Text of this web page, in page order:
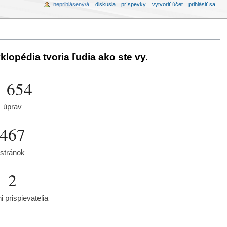
tvoria ľudia ako ste vy.
654
úprav
467
stránok
2
prispievatelia
neprihlásený/á diskusia príspevky vytvoriť účet prihlásiť sa